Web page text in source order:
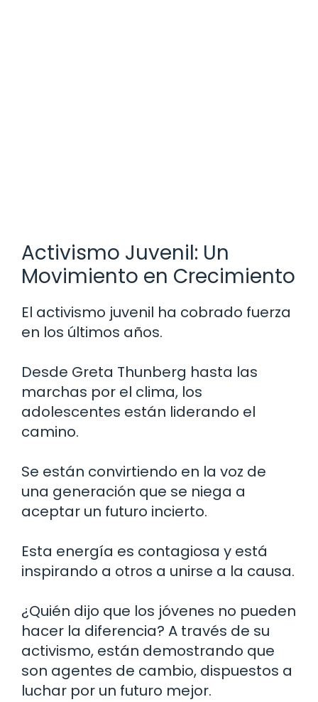
Activismo Juvenil: Un
Movimiento en Crecimiento
El activismo juvenil ha cobrado fuerza
en los últimos años.
Desde Greta Thunberg hasta las
marchas por el clima, los
adolescentes están liderando el
camino.
Se están convirtiendo en la voz de
una generación que se niega a
aceptar un futuro incierto.
Esta energía es contagiosa y está
inspirando a otros a unirse a la causa.
¿Quién dijo que los jóvenes no pueden
hacer la diferencia? A través de su
activismo, están demostrando que
son agentes de cambio, dispuestos a
luchar por un futuro mejor.